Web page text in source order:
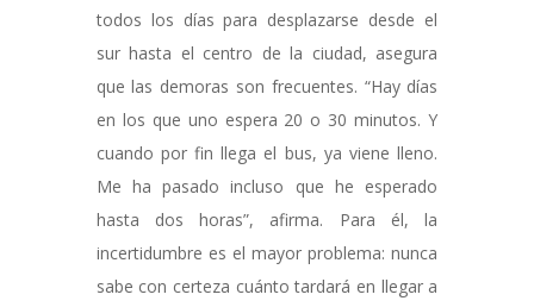
todos los días para desplazarse desde el
sur hasta el centro de la ciudad, asegura
que las demoras son frecuentes. “Hay días
en los que uno espera 20 o 30 minutos. Y
cuando por fin llega el bus, ya viene lleno.
Me ha pasado incluso que he esperado
hasta dos horas”, afirma. Para él, la
incertidumbre es el mayor problema: nunca
sabe con certeza cuánto tardará en llegar a